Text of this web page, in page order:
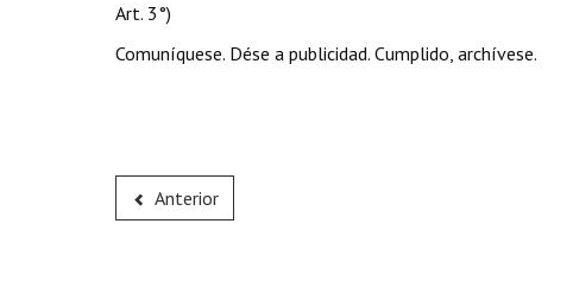
Art. 3°)
Comuníquese. Dése a publicidad. Cumplido, archívese.
Anterior